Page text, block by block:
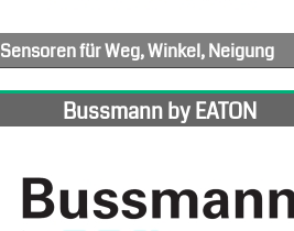
Sensoren für Weg, Winkel, Neigung
Bussmann by EATON